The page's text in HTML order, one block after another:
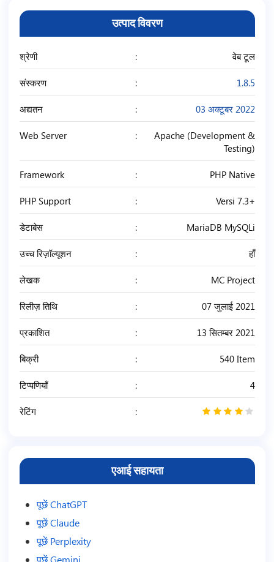
उत्पाद विवरण
श्रेणी वेब टूल
संस्करण 1.8.5
अद्यतन 03 अक्टूबर 2022
Web Server
Apache (Development &
Testing)
Framework PHP Native
PHP Support Versi 7.3+
डेटाबेस MariaDB MySQLi
उच्च रिज़ॉल्यूशन हाँ
लेखक MC Project
रिलीज़ तिथि 07 जुलाई 2021
प्रकाशित 13 सितम्बर 2021
बिक्री 540 Item
टिप्पणियाँ 4
रेटिंग
एआई सहायता
पूछें ChatGPT
पूछें Claude
पूछें Perplexity
पूछें Gemini